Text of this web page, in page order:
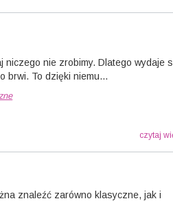
nie zrobimy. Dlatego wydaje
brwi. To dzięki niemu...
czytaj
znaleźć zarówno klasyczne, jak i